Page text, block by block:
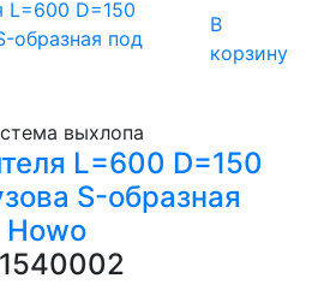
В
корзину
выхлопа
L=600 D=150
S-образная